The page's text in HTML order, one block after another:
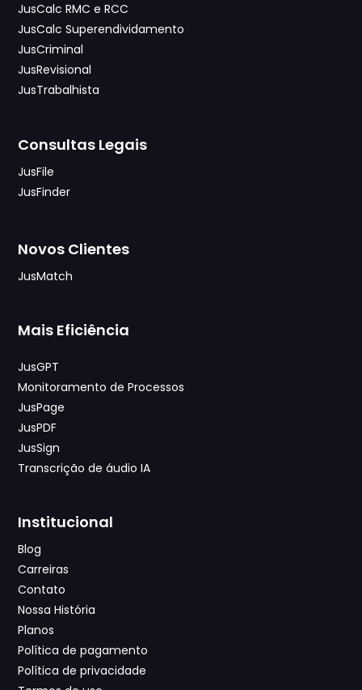
JusCalc RMC e RCC
JusCalc Superendividamento
JusCriminal
JusRevisional
JusTrabalhista
Consultas Legais
JusFile
JusFinder
Novos Clientes
JusMatch
Mais Eficiência
JusGPT
Monitoramento de Processos
JusPage
JusPDF
JusSign
Transcrição de áudio IA
Institucional
Blog
Carreiras
Contato
Nossa História
Planos
Política de pagamento
Política de privacidade